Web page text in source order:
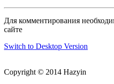
Для комментирования
сайте
Switch to Desktop Version
Copyright © 2014 Hazyin